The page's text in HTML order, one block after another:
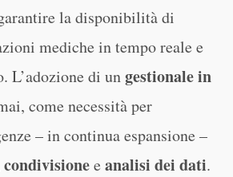
la disponibilità di
mediche in tempo reale e
L’adozione di ungestionale in
come necessità per
– in continua espansione –
condivisionee analisi dei dati.